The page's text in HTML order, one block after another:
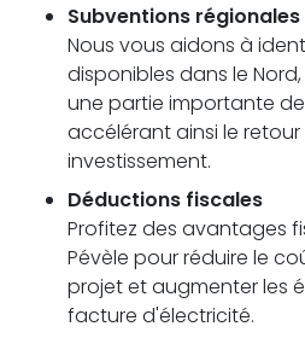
Subventions régionales
Nous vous aidons à
disponibles dans le
une partie importante
accélérant ainsi le retour
investissement.
Déductions fiscales
Profitez des avantages
Pévèle pour réduire le
projet et augmenter les
facture d'électricité.